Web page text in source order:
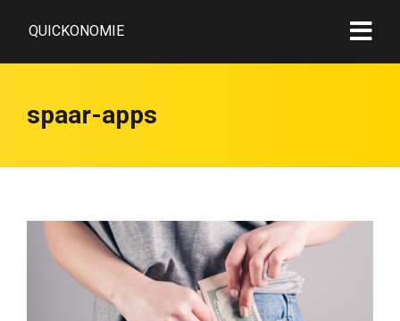
QUICKONOMIE
spaar-apps